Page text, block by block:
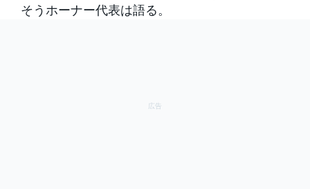
そうホーナー代表は語る。